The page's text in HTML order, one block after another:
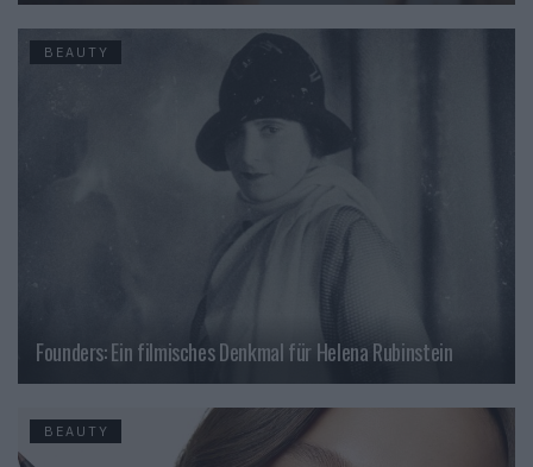
BEAUTY
Founders: Ein filmisches Denkmal für Helena Rubinstein
BEAUTY